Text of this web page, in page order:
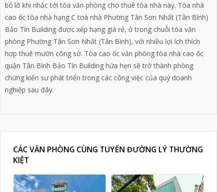
bỏ lỡ khi nhắc tới tòa văn phòng cho thuê tòa nhà này. Tòa nhà
cao ốc tòa nhà hạng C toà nhà Phường Tân Sơn Nhất (Tân Bình)
Bảo Tín Building được xếp hạng giá rẻ, ở trong chuỗi tòa văn
phòng Phường Tân Sơn Nhất (Tân Bình), với nhiều lợi ích thích
hợp thuê mướn công sở. Tòa cao ốc văn phòng tòa nhà cao ốc
quận Tân Bình Bảo Tín Building hứa hẹn sẽ trở thành phòng
chứng kiến sự phát triển trong các công việc của quý doanh
nghiệp sau đây.
CÁC VĂN PHÒNG CÙNG TUYẾN ĐƯỜNG LÝ THƯỜNG
KIỆT